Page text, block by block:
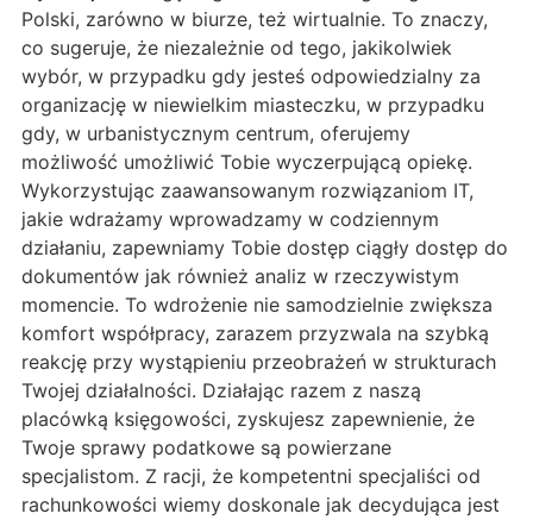
Polski, zarówno w biurze, też wirtualnie. To znaczy,
co sugeruje, że niezależnie od tego, jakikolwiek
wybór, w przypadku gdy jesteś odpowiedzialny za
organizację w niewielkim miasteczku, w przypadku
gdy, w urbanistycznym centrum, oferujemy
możliwość umożliwić Tobie wyczerpującą opiekę.
Wykorzystując zaawansowanym rozwiązaniom IT,
jakie wdrażamy wprowadzamy w codziennym
działaniu, zapewniamy Tobie dostęp ciągły dostęp do
dokumentów jak również analiz w rzeczywistym
momencie. To wdrożenie nie samodzielnie zwiększa
komfort współpracy, zarazem przyzwala na szybką
reakcję przy wystąpieniu przeobrażeń w strukturach
Twojej działalności. Działając razem z naszą
placówką księgowości, zyskujesz zapewnienie, że
Twoje sprawy podatkowe są powierzane
specjalistom. Z racji, że kompetentni specjaliści od
rachunkowości wiemy doskonale jak decydująca jest